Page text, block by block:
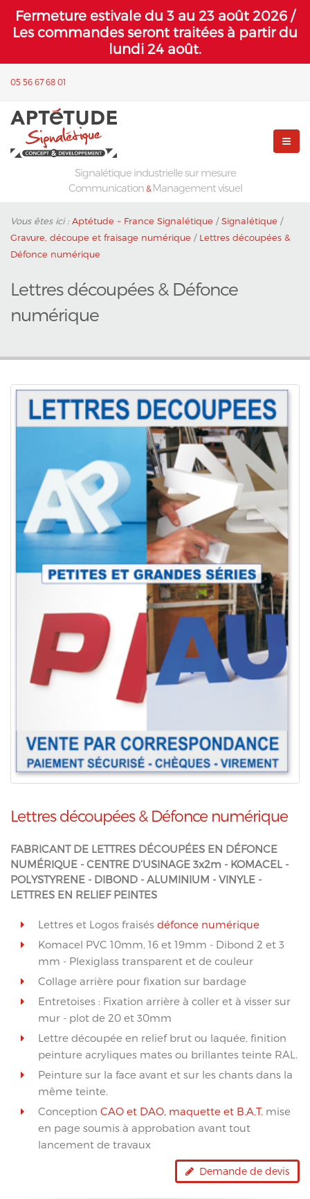
Fermeture estivale du 3 au 23 août 2026 /
Les commandes seront traitées à partir du
lundi 24 août.
05 56 67 68 01
Signalétique industrielle sur mesure
Communication & Management visuel
Vous êtes ici : Aptétude ~ France Signalétique /Signalétique /
Gravure, découpe et fraisage numérique / Lettres découpées &
Défonce numérique
Lettres découpées & Défonce
numérique
Lettres découpées & Défonce numérique
FABRICANT DE LETTRES DÉCOUPÉES EN DÉFONCE
NUMÉRIQUE - CENTRE D’USINAGE 3x2m - KOMACEL -
POLYSTYRENE - DIBOND - ALUMINIUM - VINYLE -
LETTRES EN RELIEF PEINTES
Lettres et Logos fraisés défonce numérique
Komacel PVC 10mm, 16 et 19mm - Dibond 2 et 3
mm - Plexiglass transparent et de couleur
Collage arrière pour fixation sur bardage
Entretoises : Fixation arrière à coller et à visser sur
mur - plot de 20 et 30mm
Lettre découpée en relief brut ou laquée, finition
peinture acryliques mates ou brillantes teinte RAL.
Peinture sur la face avant et sur les chants dans la
même teinte.
Conception CAO et DAO, maquette et B.A.T. mise
en page soumis à approbation avant tout
lancement de travaux
Demande de devis